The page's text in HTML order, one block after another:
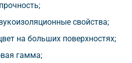
свойства;
на больших поверхностях;
гамма;